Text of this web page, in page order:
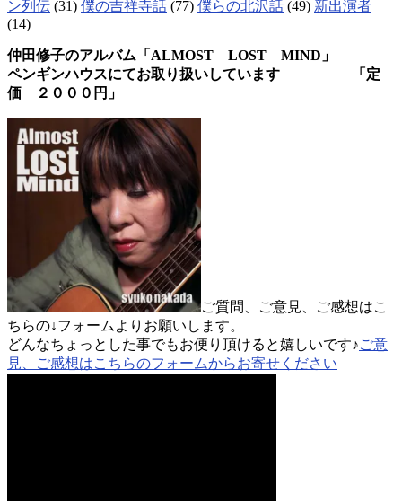
ン列伝 (31) 僕の吉祥寺話 (77) 僕らの北沢話 (49) 新出演者
(14)
仲田修子のアルバム「ALMOST LOST MIND」
ペンギンハウスにてお取り扱いしています 「定
価 ２０００円」
ご質問、ご意見、ご感想はこ
ちらの↓フォームよりお願いします。
どんなちょっとした事でもお便り頂けると嬉しいです♪ご意
見、ご感想はこちらのフォームからお寄せください